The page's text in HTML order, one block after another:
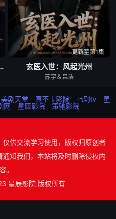
出老板身份
更新至第1集
玄医入世：风起光州
苏宇＆吕洁
美剧天堂 真不卡影院 韩剧tv
星
网 星辰影院 策驰影院
供交流学习使用，版权归原创者
知我们，本站将及时删除侵权内
容。
星辰影院 版权所有